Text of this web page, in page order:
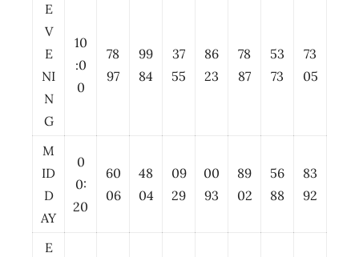
E
V
E
NI
N
G
10
:0
0
78
97
99
84
37
55
86
23
78
87
53
73
73
05
M
ID
D
AY
0
0:
20
60
06
48
04
09
29
00
93
89
02
56
88
83
92
E